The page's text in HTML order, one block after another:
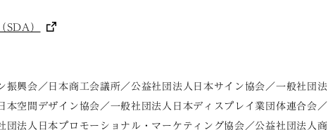
SDA）
振興会／日本商工会議所／公益社団法人日本サイン協会／一般社団法
本空間デザイン協会／一般社団法人日本ディスプレイ業団体連合会／
団法人日本プロモーショナル・マーケティング協会／公益社団法人商